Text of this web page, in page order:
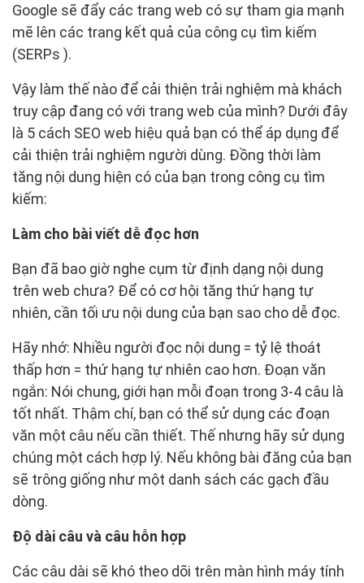
Google sẽ đẩy các trang web có sự tham gia mạnh
mẽ lên các trang kết quả của công cụ tìm kiếm
(SERPs ).
Vậy làm thế nào để cải thiện trải nghiệm mà khách
truy cập đang có với trang web của mình? Dưới đây
là 5 cách SEO web hiệu quả bạn có thể áp dụng để
cải thiện trải nghiệm người dùng. Đồng thời làm
tăng nội dung hiện có của bạn trong công cụ tìm
kiếm:
Làm cho bài viết dễ đọc hơn
Bạn đã bao giờ nghe cụm từ định dạng nội dung
trên web chưa? Để có cơ hội tăng thứ hạng tự
nhiên, cần tối ưu nội dung của bạn sao cho dễ đọc.
Hãy nhớ: Nhiều người đọc nội dung = tỷ lệ thoát
thấp hơn = thứ hạng tự nhiên cao hơn. Đoạn văn
ngắn: Nói chung, giới hạn mỗi đoạn trong 3-4 câu là
tốt nhất. Thậm chí, bạn có thể sử dụng các đoạn
văn một câu nếu cần thiết. Thế nhưng hãy sử dụng
chúng một cách hợp lý. Nếu không bài đăng của bạn
sẽ trông giống như một danh sách các gạch đầu
dòng.
Độ dài câu và câu hỗn hợp
Các câu dài sẽ khó theo dõi trên màn hình máy tính